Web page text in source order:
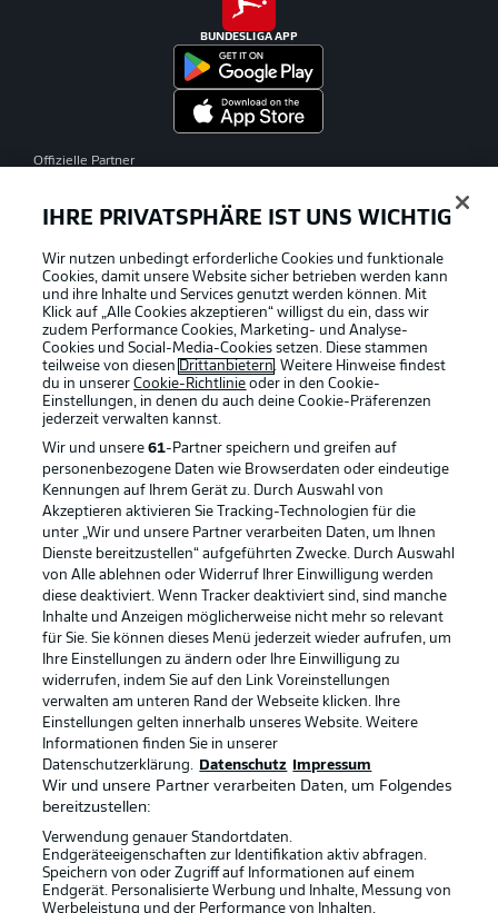
BUNDESLIGA APP
Offizielle Partner
Rechtliche Hinweise Voreinstellungen verwalten
Datenschutz Nutzungsbedingungen
Kontakt Jobs
Impressum Partner
Spieler Liveticker
AGB
IHRE PRIVATSPHÄRE IST UNS WICHTIG
Wir nutzen unbedingt erforderliche Cookies und funktionale
Cookies, damit unsere Website sicher betrieben werden kann
und ihre Inhalte und Services genutzt werden können. Mit
Klick auf „Alle Cookies akzeptieren“ willigst du ein, dass wir
zudem Performance Cookies, Marketing- und Analyse-
Cookies und Social-Media-Cookies setzen. Diese stammen
teilweise von diesen Drittanbietern. Weitere Hinweise findest
du in unsererCookie-Richtlinie oder in den Cookie-
Einstellungen, in denen du auch deine Cookie-Präferenzen
jederzeit verwalten kannst.
Wir und unsere61-Partner speichern und greifen auf
personenbezogene Daten wie Browserdaten oder eindeutige
Kennungen auf Ihrem Gerät zu. Durch Auswahl von
Akzeptieren aktivieren Sie Tracking-Technologien für die
unter „Wir und unsere Partner verarbeiten Daten, um Ihnen
Dienste bereitzustellen“ aufgeführten Zwecke. Durch Auswahl
von Alle ablehnen oder Widerruf Ihrer Einwilligung werden
diese deaktiviert. Wenn Tracker deaktiviert sind, sind manche
Inhalte und Anzeigen möglicherweise nicht mehr so relevant
für Sie. Sie können dieses Menü jederzeit wieder aufrufen, um
Ihre Einstellungen zu ändern oder Ihre Einwilligung zu
widerrufen, indem Sie auf den Link Voreinstellungen
verwalten am unteren Rand der Webseite klicken. Ihre
Einstellungen gelten innerhalb unseres Website. Weitere
Informationen finden Sie in unserer
Datenschutzerklärung.
Datenschutz Impressum
Wir und unsere Partner verarbeiten Daten, um Folgendes
bereitzustellen:
Verwendung genauer Standortdaten.
Endgeräteeigenschaften zur Identifikation aktiv abfragen.
Speichern von oder Zugriff auf Informationen auf einem
Endgerät. Personalisierte Werbung und Inhalte, Messung von
Werbeleistung und der Performance von Inhalten,